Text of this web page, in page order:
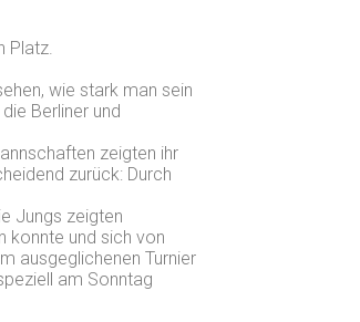
Platz.
wie stark man sein
Berliner und
zeigten ihr
zurück: Durch
Jungs zeigten
konnte und sich von
ausgeglichenen Turnier
am Sonntag